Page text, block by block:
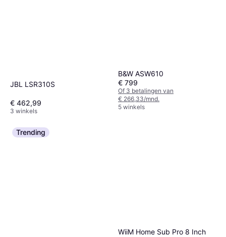
JBL LSR310S
€ 462,99
3 winkels
B&W ASW610
€ 799
Of 3 betalingen van
€ 266,33/mnd.
5 winkels
Trending
WiiM Home Sub Pro 8 Inch